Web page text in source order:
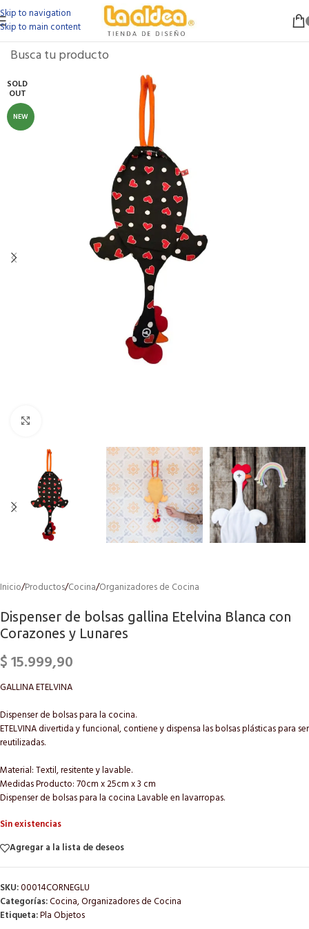
Skip to navigation
Skip to main content
SOLD
OUT
NEW
Inicio/Productos/Cocina/Organizadores de Cocina
Dispenser de bolsas gallina Etelvina Blanca con
Corazones y Lunares
$15.999,90
GALLINA ETELVINA
Dispenser de bolsas para la cocina.
ETELVINA divertida y funcional, contiene y dispensa las bolsas plásticas para ser
reutilizadas.
Material: Textil, resitente y lavable.
Medidas Producto: 70cm x 25cm x 3 cm
Dispenser de bolsas para la cocina Lavable en lavarropas.
Sin existencias
Agregar a la lista de deseos
SKU:00014CORNEGLU
Categorías:Cocina,Organizadores de Cocina
Etiqueta:Pla Objetos